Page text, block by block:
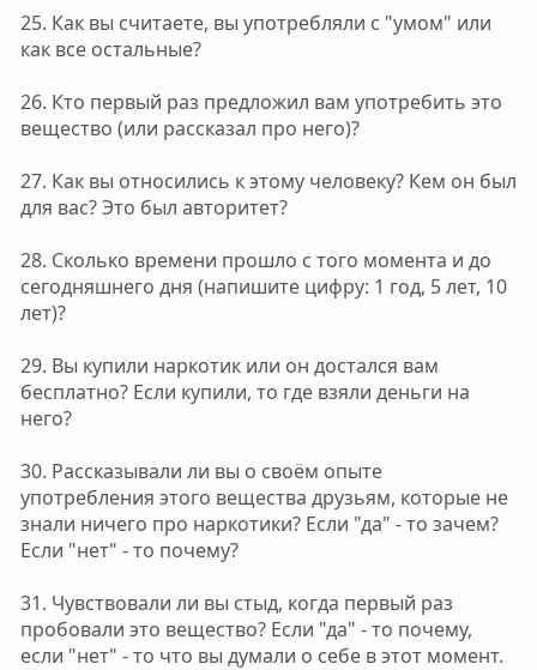
25. Как вы считаете, вы употребляли с "умом" или
как все остальные?
26. Кто первый раз предложил вам употребить это
вещество (или рассказал про него)?
27. Как вы относились к этому человеку? Кем он был
для вас? Это был авторитет?
28. Сколько времени прошло с того момента и до
сегодняшнего дня (напишите цифру: 1 год, 5 лет, 10
лет)?
29. Вы купили наркотик или он достался вам
бесплатно? Если купили, то где взяли деньги на
него?
30. Рассказывали ли вы о своём опыте
употребления этого вещества друзьям, которые не
знали ничего про наркотики? Если "да" - то зачем?
Если "нет" - то почему?
31. Чувствовали ли вы стыд, когда первый раз
пробовали это вещество? Если "да" - то почему,
если "нет" - то что вы думали о себе в этот момент.